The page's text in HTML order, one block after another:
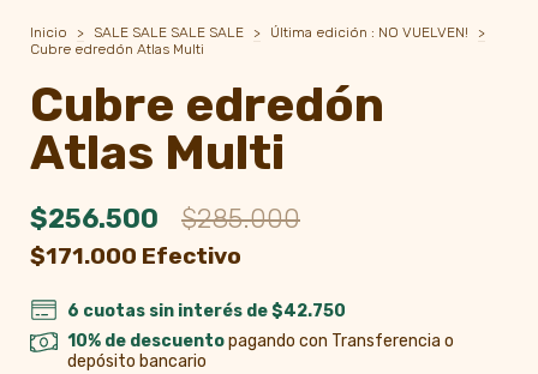
Inicio > SALE SALE SALE SALE > Última edición : NO VUELVEN!
>
Cubre edredón Atlas Multi
Cubre edredón
Atlas Multi
$256.500 $285.000
$171.000 Efectivo
6 cuotas sin interés de$42.750
10% de descuentopagando con Transferencia o
depósito bancario